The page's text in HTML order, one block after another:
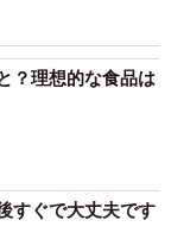
？理想的な食品は
すぐで大丈夫です